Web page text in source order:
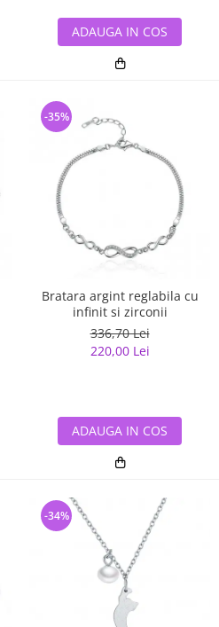
ADAUGA IN COS
Bratara argint reglabila cu
infinit si zirconii
336,70 Lei
220,00 Lei
-35%
ADAUGA IN COS
-34%